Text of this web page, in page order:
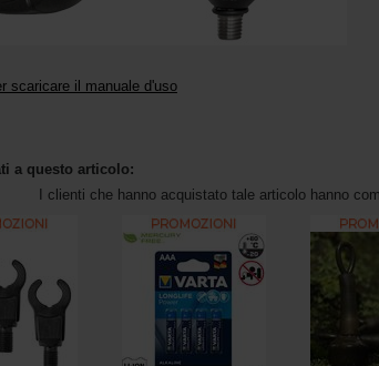
scaricare il manuale d'uso
a questo articolo:
I clienti che hanno acquistato tale articolo hanno